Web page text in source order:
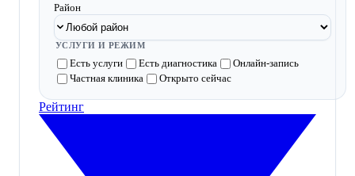
Район
УСЛУГИ И РЕЖИМ
Есть услуги Есть диагностика
Онлайн-запись
Частная клиника
Открыто сейчас
Рейтинг